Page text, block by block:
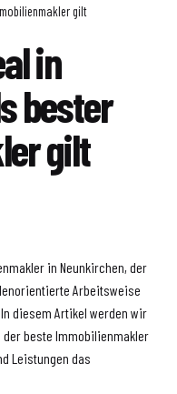
gilt
in
bester
gilt
in Neunkirchen, der
Arbeitsweise
diesem Artikel werden wir
der beste Immobilienmakler
Leistungen das